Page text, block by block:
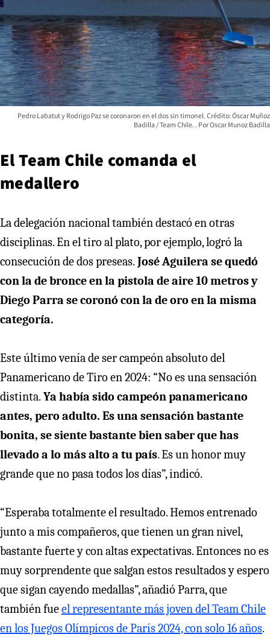
Pedro Labatut y Rodrigo Paz se coronaron en el dos sin timonel. Crédito: Óscar Muñoz
Badilla / Team Chile.
Oscar Munoz Badilla
El Team Chile comanda el
medallero
La delegación nacional también destacó en otras
disciplinas. En el tiro al plato, por ejemplo, logró la
consecución de dos preseas. José Aguilera se quedó
con la de bronce en la pistola de aire 10 metros y
Diego Parra se coronó con la de oro en la misma
categoría.
Este último venía de ser campeón absoluto del
Panamericano de Tiro en 2024: “No es una sensación
distinta. Ya había sido campeón panamericano
antes, pero adulto. Es una sensación bastante
bonita, se siente bastante bien saber que has
llevado a lo más alto a tu país. Es un honor muy
grande que no pasa todos los días”, indicó.
“Esperaba totalmente el resultado. Hemos entrenado
junto a mis compañeros, que tienen un gran nivel,
bastante fuerte y con altas expectativas. Entonces no es
muy sorprendente que salgan estos resultados y espero
que sigan cayendo medallas”, añadió Parra, que
también fueel representante más joven del Team Chile
en los Juegos Olímpicos de París 2024, con solo 16 años.